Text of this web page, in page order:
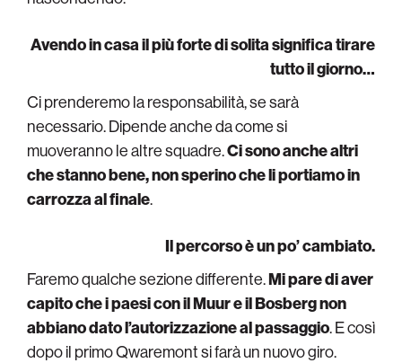
Avendo in casa il più forte di solita significa tirare
tutto il giorno…
Ci prenderemo la responsabilità, se sarà
necessario. Dipende anche da come si
muoveranno le altre squadre.Ci sono anche altri
che stanno bene, non sperino che li portiamo in
carrozza al finale.
Il percorso è un po’ cambiato.
Faremo qualche sezione differente.Mi pare di aver
capito che i paesi con il Muur e il Bosberg non
abbiano dato l’autorizzazione al passaggio. E così
dopo il primo Qwaremont si farà un nuovo giro.